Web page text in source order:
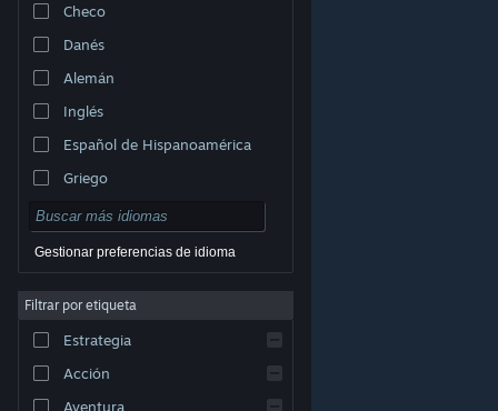
© Valve Corporation. Todos los derechos reservados.
respectivos dueños en EE. UU. y otros países.
Acuerdo de Suscriptor a Steam
Cookies
Checo
Danés
Alemán
Inglés
Español de Hispanoamérica
Griego
Gestionar preferencias de idioma
Filtrar por etiqueta
Estrategia
Acción
Aventura